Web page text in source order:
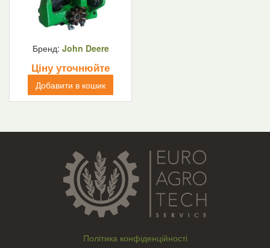
Бренд: John Deere
Ціну уточнюйте
Добавити в кошик
Політика конфіденційності